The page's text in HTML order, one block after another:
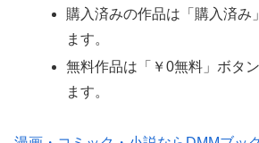
購入済みの作品は「購入済み
ます。
無料作品は「￥0無料」ボタ
ます。